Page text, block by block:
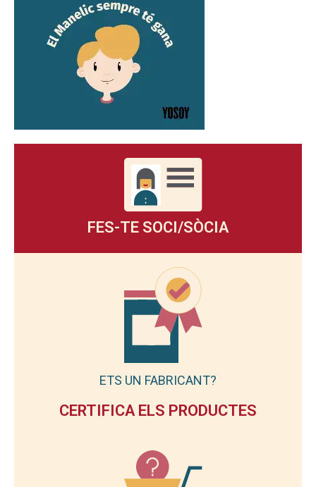
FES-TE SOCI/SÒCIA
ETS UN FABRICANT?
CERTIFICA ELS PRODUCTES